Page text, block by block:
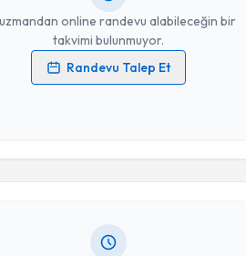
online randevu alabileceğin bir
takvimi bulunmuyor.
Randevu Talep Et
işlenmesine ilişkinAydınlatma Metni
Takvim Talebini Gönder